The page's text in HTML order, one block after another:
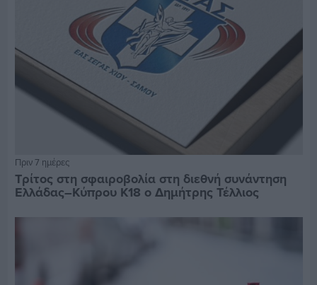
Πριν 7 ημέρες
Τρίτος στη σφαιροβολία στη διεθνή συνάντηση
Ελλάδας–Κύπρου Κ18 ο Δημήτρης Τέλλιος